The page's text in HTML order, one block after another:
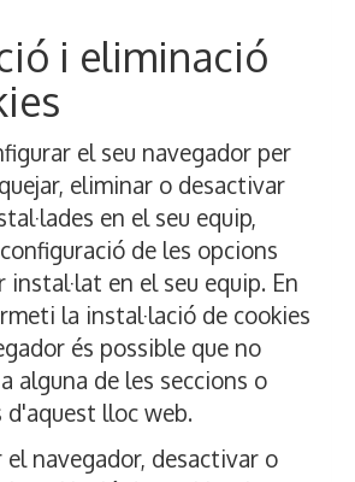
i eliminació
el seu navegador per
eliminar o desactivar
en el seu equip,
de les opcions
instal·lat en el seu equip. En
la instal·lació de cookies
és possible que no
alguna de les seccions o
lloc web.
el navegador, desactivar o